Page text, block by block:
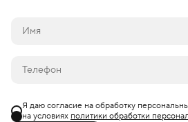
Я даю согласие на обработку
на условиях политики обработки